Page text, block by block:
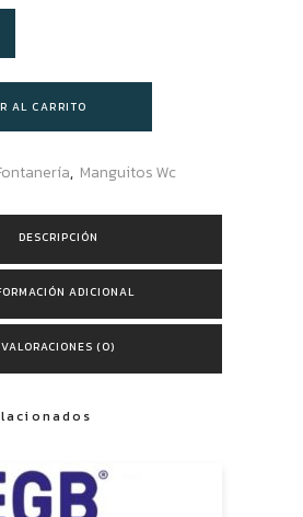
AL CARRITO
, Manguitos Wc
DESCRIPCIÓN
ADICIONAL
VALORACIONES (0)